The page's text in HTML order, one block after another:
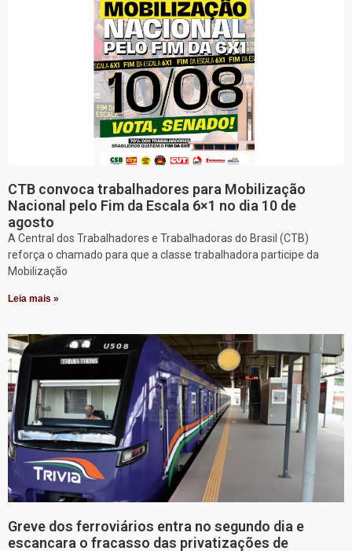
CTB convoca trabalhadores para Mobilização
Nacional pelo Fim da Escala 6×1 no dia 10 de
agosto
A Central dos Trabalhadores e Trabalhadoras do Brasil (CTB)
reforça o chamado para que a classe trabalhadora participe da
Mobilização
Leia mais »
Greve dos ferroviários entra no segundo dia e
escancara o fracasso das privatizações de